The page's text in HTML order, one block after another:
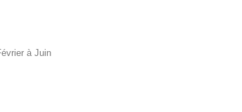
à Juin